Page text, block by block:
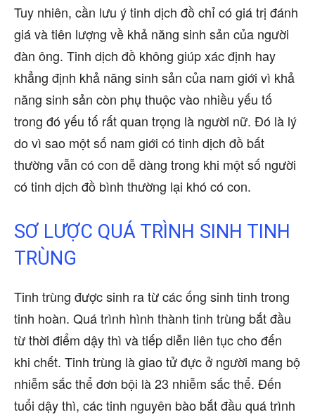
Tuy nhiên, cần lưu ý tinh dịch đồ chỉ có giá trị đánh
giá và tiên lượng về khả năng sinh sản của người
đàn ông. Tinh dịch đồ không giúp xác định hay
khẳng định khả năng sinh sản của nam giới vì khả
năng sinh sản còn phụ thuộc vào nhiều yếu tố
trong đó yếu tố rất quan trọng là người nữ. Đó là lý
do vì sao một số nam giới có tinh dịch đồ bất
thường vẫn có con dễ dàng trong khi một số người
có tinh dịch đồ bình thường lại khó có con.
SƠ LƯỢC QUÁ TRÌNH SINH TINH
TRÙNG
Tinh trùng được sinh ra từ các ống sinh tinh trong
tinh hoàn. Quá trình hình thành tinh trùng bắt đầu
từ thời điểm dậy thì và tiếp diễn liên tục cho đến
khi chết. Tinh trùng là giao tử đực ở người mang bộ
nhiễm sắc thể đơn bội là 23 nhiễm sắc thể. Đến
tuổi dậy thì, các tinh nguyên bào bắt đầu quá trình